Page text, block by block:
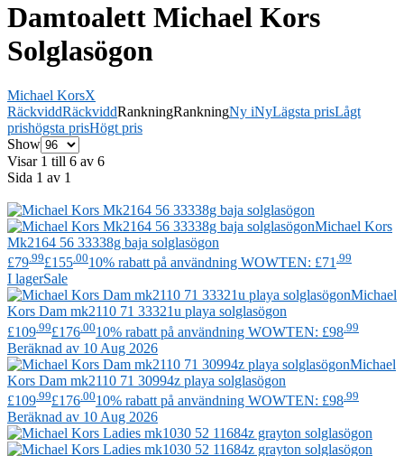
Damtoalett Michael Kors
Solglasögon
Michael KorsX
RäckviddRäckviddRankningRankningNy iNyLägsta prisLågt
prishögsta prisHögt pris
Show
Visar 1 till 6 av 6
Sida 1 av 1
Michael Kors
Mk2164 56 33338g baja solglasögon
£79 .99£155 .0010% rabatt på användning WOWTEN: £71 .99
I lagerSale
Michael
Kors Dam mk2110 71 33321u playa solglasögon
£109 .99£176 .0010% rabatt på användning WOWTEN: £98 .99
Beräknad av 10 Aug 2026
Michael
Kors Dam mk2110 71 30994z playa solglasögon
£109 .99£176 .0010% rabatt på användning WOWTEN: £98 .99
Beräknad av 10 Aug 2026